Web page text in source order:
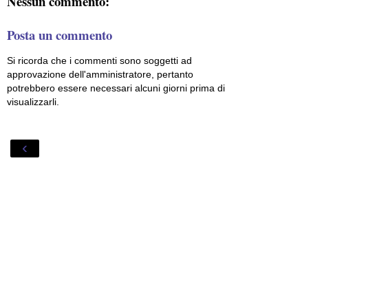
Posta un commento
Si ricorda che i commenti sono soggetti ad
approvazione dell'amministratore, pertanto
potrebbero essere necessari alcuni giorni prima di
visualizzarli.
‹